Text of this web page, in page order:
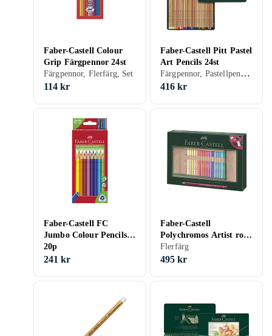
Faber-Castell Colour
Grip Färgpennor 24st
Färgpennor, Flerfärg, Set
114 kr
Faber-Castell Pitt Pastel
Art Pencils 24st
Färgpennor, Pastellpennor, Flerfärg, Set
416 kr
Faber-Castell FC
Jumbo Colour Pencils
20p
241 kr
Faber-Castell
Polychromos Artist roll
30p
Flerfärg
495 kr